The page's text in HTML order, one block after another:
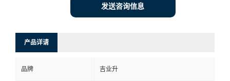
发送咨询信息
产品详请
品牌 吉业升